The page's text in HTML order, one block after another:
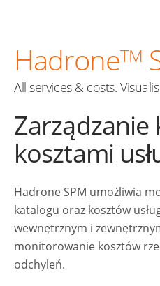
HadroneTM
All services & costs.
Zarządzanie
kosztami
Hadrone SPM umożliwia
katalogu oraz kosztów
wewnętrznym i
monitorowanie kosztów
odchyleń.